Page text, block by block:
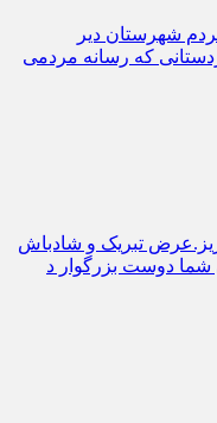
شهرستان دیر
که رسانه مردمی
تبریک و شادباش
شما دوست بزرگوار د